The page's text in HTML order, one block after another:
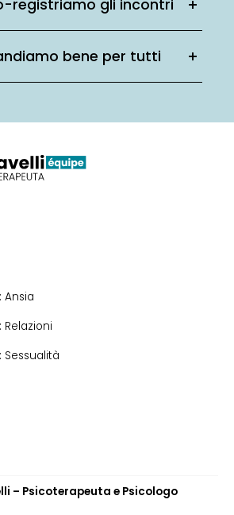
registriamo gli incontri
bene per tutti
Ansia
– Psicoterapeuta e Psicologo